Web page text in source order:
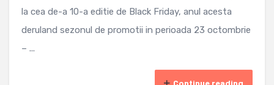
la cea de-a 10-a editie de Black Friday, anul acesta
deruland sezonul de promotii in perioada 23 octombrie
– ...
Continue reading